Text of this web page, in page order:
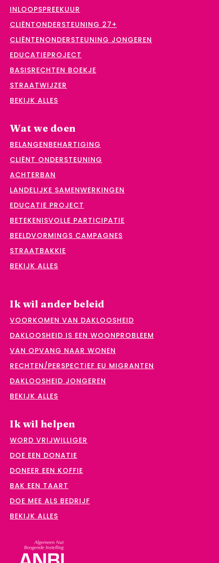
INLOOPSPREEKUUR
CLIËNTONDERSTEUNING 27+
CLIËNTENONDERSTEUNING JONGEREN
EDUCATIEPROJECT
BASISRECHTEN BOEKJE
STRAATWIJZER
BEKIJK ALLES
Wat we doen
BELANGENBEHARTIGING
CLIËNT ONDERSTEUNING
ACHTERBAN
LANDELIJKE SAMENWERKINGEN
EDUCATIE PROJECT
BETEKENISVOLLE PARTICIPATIE
BEELDVORMINGS CAMPAGNES
STRAATBAKKIE
BEKIJK ALLES
Ik wil ander beleid
VOORKOMEN VAN DAKLOOSHEID
DAKLOOSHEID IS EEN WOONPROBLEEM
VAN OPVANG NAAR WONEN
RECHTEN/PERSPECTIEF EU MIGRANTEN
DAKLOOSHEID JONGEREN
BEKIJK ALLES
Ik wil helpen
WORD VRIJWILLIGER
DOE EEN DONATIE
DONEER EEN KOFFIE
BAK EEN TAART
DOE MEE ALS BEDRIJF
BEKIJK ALLES